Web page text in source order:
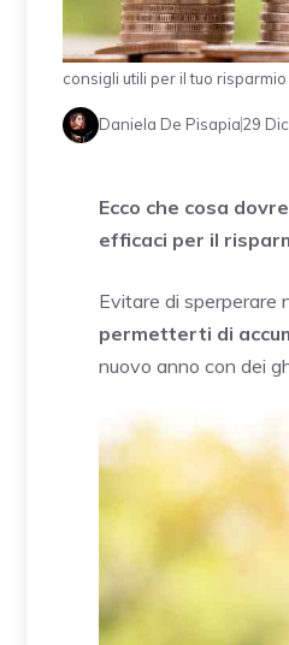
consigli utili per il tuo
Daniela De Pisapia29
Ecco che cosa
efficaci per il
Evitare di sperperare
permetterti di
nuovo anno con dei